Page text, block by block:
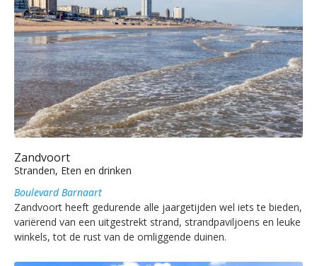
Zandvoort
Stranden, Eten en drinken
Boulevard Barnaart
Zandvoort heeft gedurende alle jaargetijden wel iets te bieden,
variërend van een uitgestrekt strand, strandpaviljoens en leuke
winkels, tot de rust van de omliggende duinen.